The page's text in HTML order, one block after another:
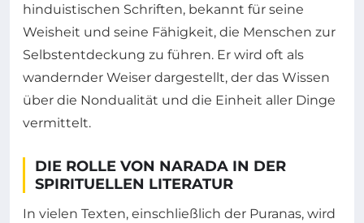
hinduistischen Schriften, bekannt für seine
Weisheit und seine Fähigkeit, die Menschen zur
Selbstentdeckung zu führen. Er wird oft als
wandernder Weiser dargestellt, der das Wissen
über die Nondualität und die Einheit aller Dinge
vermittelt.
DIE ROLLE VON NARADA IN DER
SPIRITUELLEN LITERATUR
In vielen Texten, einschließlich der Puranas, wird